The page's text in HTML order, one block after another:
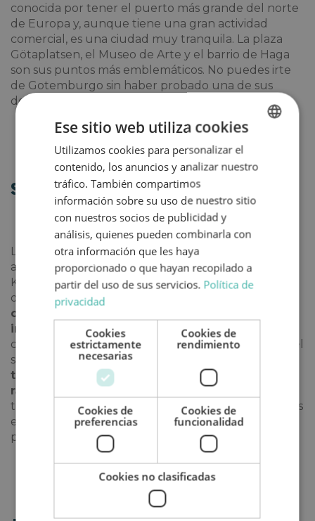
conocida por tener el puerto más grande del norte
de Europa y, aunque tiene una gran actividad
comercial, es una ciudad muy tranquila. La plaza
Götaplatsen, el Museo de Arte y el barrio de Haga
son sus puntos más emblemáticos. No puedes irte
de Gotemburgo sin haber probado una de sus
deliciosas mariscadas.
Smögen
La isla deSmögen es una maravilla. Se puede
acceder por carretera desde el pueblo de
Kungshamn y es uno de los imprescindibles del sur
de Suecia.Se trata de una pequeña aldea de
casas de madera de colores envuelta de un
impresionante entorno natural. En Smögen se
come el mejor marisco y el mejor pescado fresco del
sur de Suecia.Además de una buena mariscada,
también tienes que probar el tradicional
räksmörgas. Un sándwich de gambas
tiempo acompaña, te recomendamos que te sientes
en alguna de las terrazas que se ubican en el
puente de madera del puerto.
SPANISH
ENGLISH
Ese sitio web utiliza cookies
Utilizamos cookies para personalizar el
contenido, los anuncios y analizar nuestro
tráfico. También compartimos
información sobre su uso de nuestro sitio
con nuestros socios de publicidad y
análisis, quienes pueden combinarla con
otra información que les haya
proporcionado o que hayan recopilado a
partir del uso de sus servicios. Política de
privacidad
Cookies
estrictamente
necesarias
Cookies de
rendimiento
Cookies de
preferencias
Cookies de
funcionalidad
Cookies no clasificadas